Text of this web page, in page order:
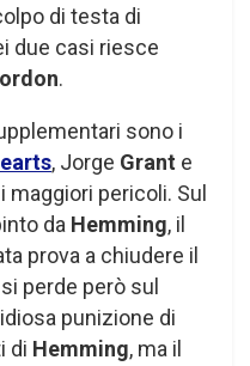
di testa di
due casi riesce
.
sono i
, Jorge Grant e
maggiori pericoli. Sul
da Hemming, il
prova a chiudere il
perde però sul
punizione di
di Hemming, ma il